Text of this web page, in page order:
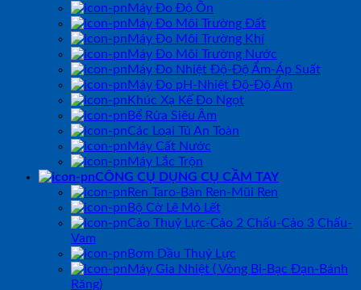
Máy Đo Độ Ồn
Máy Đo Môi Trường Đất
Máy Đo Môi Trường Khí
Máy Đo Môi Trường Nước
Máy Đo Nhiệt Độ-Độ Ẩm-Áp Suất
Máy Đo pH-Nhiệt Độ-Độ Ẩm
Khúc Xạ Kế Đo Ngọt
Bể Rửa Siêu Âm
Các Loại Tủ An Toàn
Máy Cất Nước
Máy Lắc Trộn
CÔNG CỤ DỤNG CỤ CẦM TAY
Ren Taro-Bàn Ren-Mũi Ren
Bộ Cờ Lê Mỏ Lết
Cảo Thuỷ Lực-Cảo 2 Chấu-Cảo 3 Chấu-
Vam
Bơm Dầu Thuỷ Lực
Máy Gia Nhiệt ( Vòng Bi-Bạc Đạn-Bánh
Răng)